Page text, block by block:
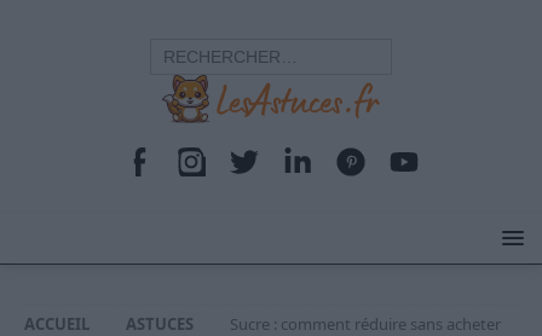
ACCUEIL ASTUCES
Sucre : comment réduire sans acheter